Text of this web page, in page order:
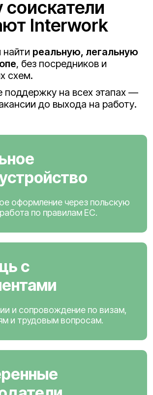
Interwork
реальную, легальную
, без посредников и
схем.
поддержку на всех этапах —
до выхода на работу.
оформление через польскую
по правилам ЕС.
с
и сопровождение по визам,
и трудовым вопросам.